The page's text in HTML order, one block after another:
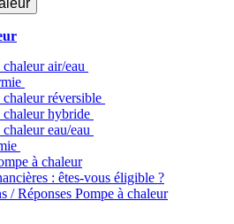
chaleur air/eau
chaleur réversible
chaleur hybride
eau/eau
à chaleur
: êtes-vous éligible ?
/ Réponses Pompe à chaleur